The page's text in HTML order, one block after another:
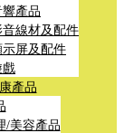
響產品
音線材及配件
示屏及配件
戲
產品
/美容產品